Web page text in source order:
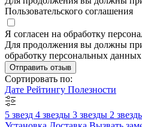
Пользовательского соглашения
Я согласен на обработку
Для продолжения вы должны
обработку персональных данных
Отправить отзыв
Сортировать по:
Дате Рейтингу Полезности
5 звезд 4 звезды 3 звезды 2